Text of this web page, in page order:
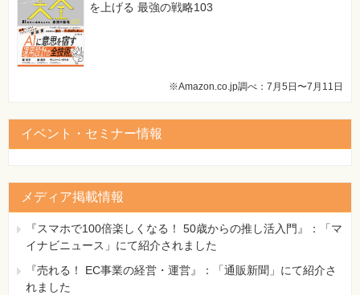
を上げる 最強の戦略103
※Amazon.co.jp調べ：7月5日〜7月11日
イベント・セミナー情報
メディア掲載情報
『スマホで100倍楽しくなる！ 50歳からの推し活入門』：「マ
イナビニュース」にて紹介されました
『売れる！ EC事業の経営・運営』：「通販新聞」にて紹介さ
れました